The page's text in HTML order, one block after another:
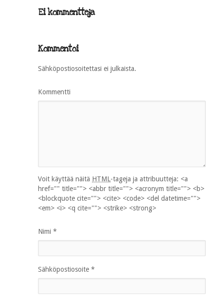
Ei kommentteja
Kommentoi
Sähköpostiosoitettasi ei julkaista.
Kommentti
Voit käyttää näitä HTML-tageja ja attribuutteja: <a
href="" title=""> <abbr title=""> <acronym title=""> <b>
<blockquote cite=""> <cite> <code> <del datetime="">
<em> <i> <q cite=""> <strike> <strong>
Nimi *
Sähköpostiosoite *